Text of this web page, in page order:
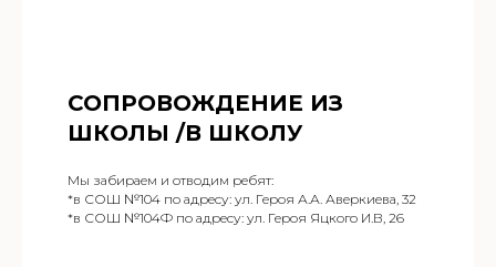
СОПРОВОЖДЕНИЕ ИЗ
ШКОЛЫ /В ШКОЛУ
Мы забираем и отводим ребят:
*в СОШ №104 по адресу: ул. Героя А.А. Аверкиева, 32
*в СОШ №104Ф по адресу: ул. Героя Яцкого И.В, 26